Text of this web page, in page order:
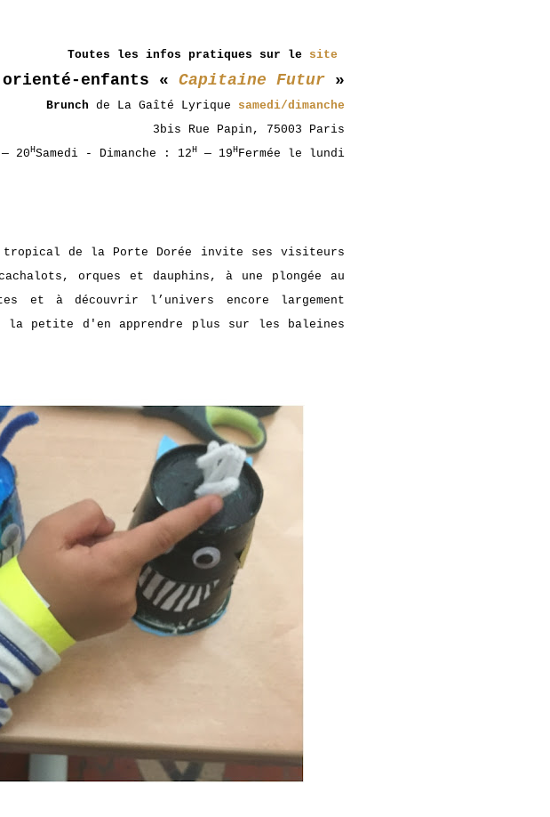
Toutes les infos pratiques sur le site
orienté-enfants « Capitaine Futur »
Brunch de La Gaîté Lyrique
samedi/dimanche
3bis Rue Papin, 75003 Paris
— 20HSamedi - Dimanche : 12H — 19HFermée le lundi
tropical de la Porte Dorée invite ses visiteurs
orques et dauphins, à une plongée au
et à découvrir l’univers encore largement
la petite d'en apprendre plus sur les baleines